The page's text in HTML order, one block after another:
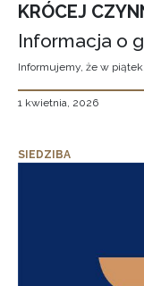
KRÓCEJ
Informacja o
Informujemy, że w
1 kwietnia, 2026
SIEDZIBA